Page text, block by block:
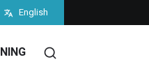
English